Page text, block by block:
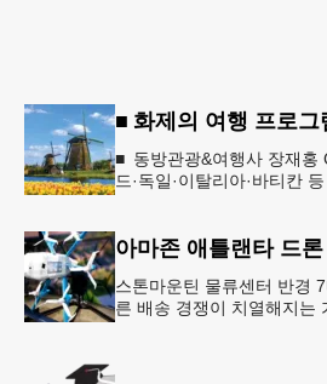
■ 동방관광&여행사 장재홍
드·독일·이탈리아·바티칸
아마존 애틀랜타 드
스톤마운틴 물류센터 반경
른 배송 경쟁이 치열해지는